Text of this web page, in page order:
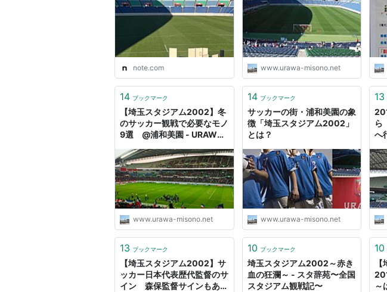
ペットライド2025-2026チ
ャリティーカウントダウンラ
イブ』がすごすぎるまとめ｜
チカカラ山本
note.com www.urawa-misono.net
14 ブックマーク
【埼玉スタジアム2002】冬
のサッカー観戦で必要なモノ
9選 @浦和美園 - URAWA-
www.urawa-misono.net
14 ブックマーク
サッカーの街・浦和美園の象
徴「埼玉スタジアム2002」
とは？
www.urawa-misono.net
13
ら
へ
13 ブックマーク
【埼玉スタジアム2002】サ
ッカー日本代表歴代監督のサ
イン 森保監督サインもあり
10 ブックマーク
埼玉スタジアム2002～赤き
血の狂瀾～ - スタ辞苑〜全国
スタジアム観戦記〜
10
～